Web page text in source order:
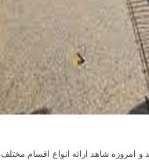
امروزه شاهد ارائه انواع اقسام مختلف